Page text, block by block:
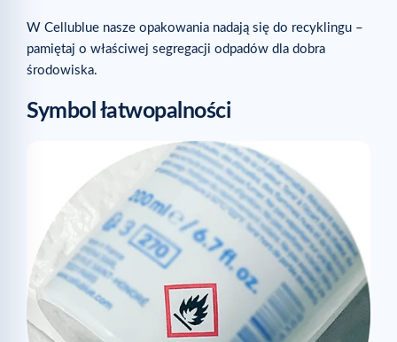
W Cellublue nasze opakowania nadają się do recyklingu –
pamiętaj o właściwej segregacji odpadów dla dobra
środowiska.
Symbol łatwopalności